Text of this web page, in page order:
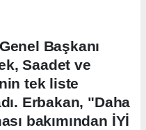
Başkanı
Saadet ve
tek liste
Erbakan, "Daha
bakımından İYİ